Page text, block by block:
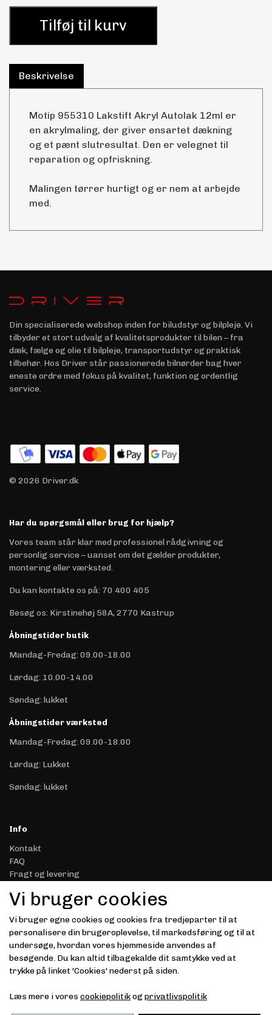
Tilføj til kurv
Beskrivelse
Motip 955310 Lakstift Akryl Autolak 12ml er
en akrylmaling, der giver ensartet dækning
og et pænt slutresultat. Den er velegnet til
reparation og opfriskning.
Malingen tørrer hurtigt og er nem at arbejde
med.
Din specialiserede webshop inden for biludstyr og bilpleje. Vi
tilbyder et stort udvalg af kvalitetsprodukter til bilen – fra
dæk, fælge og olie til bilpleje, transportudstyr og praktisk
tilbehør. Hos Driver står passionerede bilnørder bag hver
eneste ordre med fokus på kvalitet, funktion og ordentlig
service.
© 2026 Driver.dk
Har du spørgsmål eller brug for hjælp?
Vores team står klar med professionel rådgivning og
personlig service – uanset om det gælder produkter,
montering eller værksted.
Du kan kontakte os på: 70 400 405
Besøg os: Kirstinehøj 58A, 2770 Kastrup
Åbningstider butik
Mandag-Fredag: 09.00-18.00
Lørdag: 10.00-14.00
Søndag: lukket
Åbningstider værksted
Mandag-Fredag: 09.00-18.00
Lørdag: Lukket
Søndag: lukket
Info
Kontakt
FAQ
Fragt og levering
Handelsbetingelser
Datasikkerhed & Privatliv
Gavekort
Om Driver.dk
Kunde login
Modtag vores nyhedsbrev via e-mail
Tilmeld
Vi bruger cookies
Vi bruger egne cookies og cookies fra tredjeparter til at
personalisere din brugeroplevelse, til markedsføring og til at
undersøge, hvordan vores hjemmeside anvendes af
besøgende. Du kan altid tilbagekalde dit samtykke ved at
trykke på linket 'Cookies' nederst på siden.
Læs mere i vores cookiepolitikog privatlivspolitik